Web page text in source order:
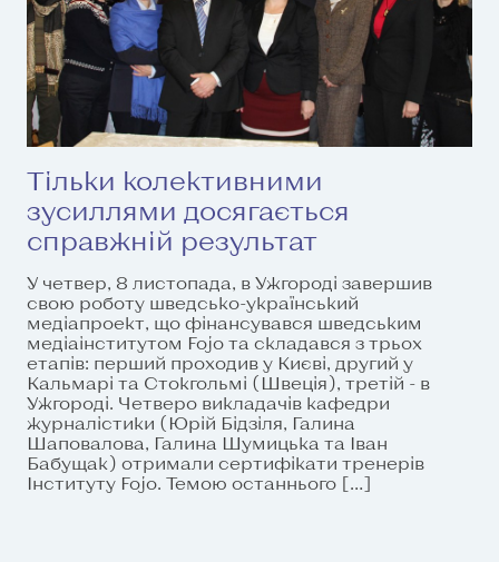
Тільки колективними
зусиллями досягається
справжній результат
У четвер, 8 листопада, в Ужгороді завершив
свою роботу шведсько-український
медіапроект, що фінансувався шведським
медіаінститутом Fojo та складався з трьох
етапів: перший проходив у Києві, другий у
Кальмарі та Стокгольмі (Швеція), третій - в
Ужгороді. Четверо викладачів кафедри
журналістики (Юрій Бідзіля, Галина
Шаповалова, Галина Шумицька та Іван
Бабущак) отримали сертифікати тренерів
Інституту Fojo. Темою останнього […]